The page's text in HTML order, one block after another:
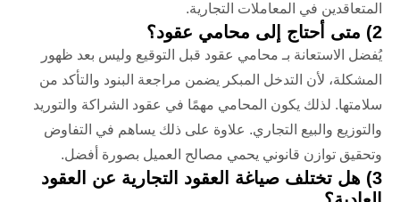
المتعاقدين في المعاملات التجارية.
2) متى أحتاج إلى محامي عقود؟
يُفضل الاستعانة بـ محامي عقود قبل التوقيع وليس بعد ظهور
المشكلة، لأن التدخل المبكر يضمن مراجعة البنود والتأكد من
سلامتها. لذلك يكون المحامي مهمًا في عقود الشراكة والتوريد
والتوزيع والبيع التجاري. علاوة على ذلك يساهم في التفاوض
وتحقيق توازن قانوني يحمي مصالح العميل بصورة أفضل.
3) هل تختلف صياغة العقود التجارية عن العقود